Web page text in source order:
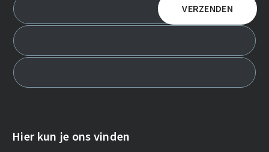
Hier kun je ons vinden